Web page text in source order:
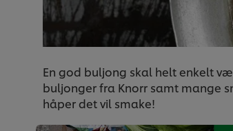
En god buljong skal helt enkelt
buljonger fra Knorr samt mange
håper det vil smake!